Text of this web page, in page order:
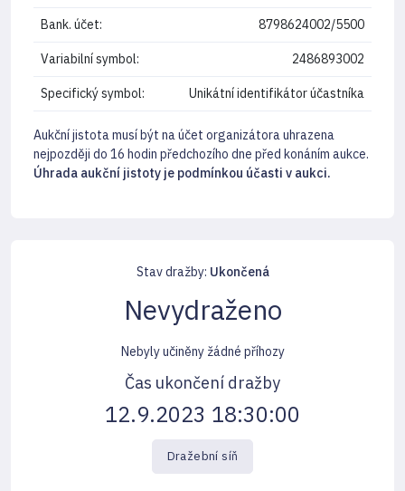
Bank. účet: 8798624002/5500
Variabilní symbol: 2486893002
Specifický symbol: Unikátní identifikátor účastníka
Aukční jistota musí být na účet organizátora uhrazena
nejpozději do 16 hodin předchozího dne před konáním aukce.
Úhrada aukční jistoty je podmínkou účasti v aukci.
Stav dražby: Ukončená
Nevydraženo
Nebyly učiněny žádné příhozy
Čas ukončení dražby
12.9.2023 18:30:00
Dražební síň